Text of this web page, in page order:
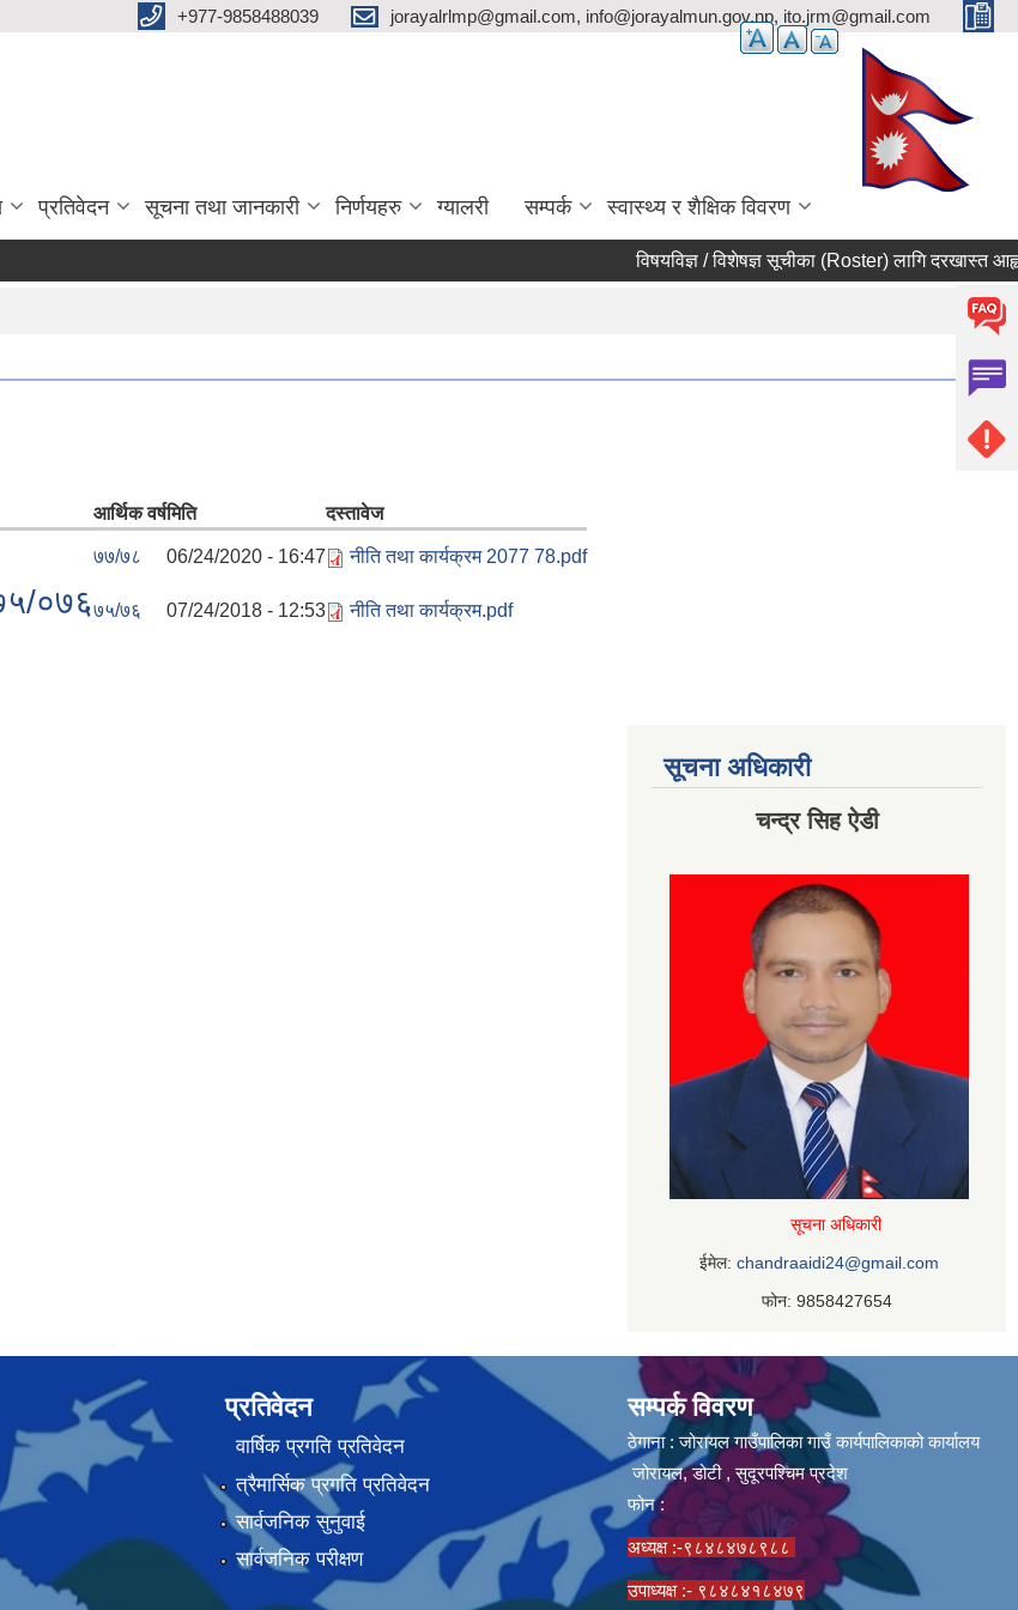
‌+977-9858488039 jorayalrlmp@gmail.com, info@jorayalmun.gov.np, ito.jrm@gmail.com
प्रतिवेदन सूचना तथा जानकारी निर्णयहरु ग्यालरी सम्पर्क स्वास्थ्य र शैक्षिक विवरण
विषयविज्ञ / विशेषज्ञ सूचीका (Roster) लागि दरखास्त
आर्थिक वर्षमिति दस्तावेज
७७/७८ 06/24/2020 - 16:47 नीति तथा कार्यक्रम 2077 78.pdf
०७६७५/७६ 07/24/2018 - 12:53 नीति तथा कार्यक्रम.pdf
सूचना अधिकारी
चन्द्र सिह ऐडी
सूचना अधिकारी
ईमेल: chandraaidi24@gmail.com
फोन: 9858427654
प्रतिवेदन
वार्षिक प्रगति प्रतिवेदन
त्रैमार्सिक प्रगति प्रतिवेदन
सार्वजनिक सुनुवाई
सार्वजनिक परीक्षण
सम्पर्क विवरण
ठेगाना : जोरायल गाउँपालिका गाउँ कार्यपालिकाको कार्यालय
जोरायल, डोटी , सुदूरपश्चिम प्रदेश
फोन :
अध्यक्ष :-९८४८४७८९८८
उपाध्यक्ष :- ९८४८४१८४७९